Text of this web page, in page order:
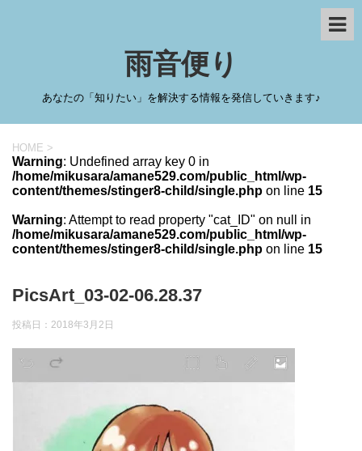
雨音便り
あなたの「知りたい」を解決する情報を発信していきます♪
HOME >
Warning: Undefined array key 0 in
/home/mikusara/amane529.com/public_html/wp-
content/themes/stinger8-child/single.php on line 15
Warning: Attempt to read property "cat_ID" on null in
/home/mikusara/amane529.com/public_html/wp-
content/themes/stinger8-child/single.php on line 15
PicsArt_03-02-06.28.37
投稿日： 2018年3月2日